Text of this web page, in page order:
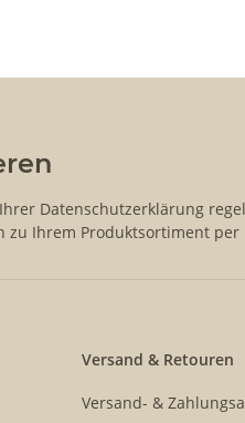
Datenschutzerklärung
Ihrem Produktsortiment per
Versand & Retouren
Versand- &